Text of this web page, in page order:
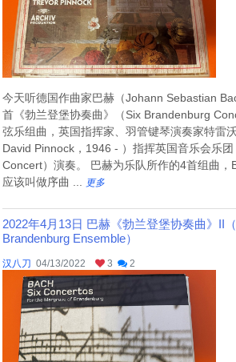
今天听德国作曲家巴赫（Johann Sebastian
首《勃兰登堡协奏曲》（Six Brandenburg
弦乐组曲，英国指挥家、羽管键琴演奏家特雷
David Pinnock，1946 - ）指挥英国音乐会乐
Concert）演奏。 巴赫为乐队所作的4首组曲，
应该叫做序曲 ...
更多
2022年4月13日 巴赫《勃兰登堡协奏曲》II
Brandenburg Ensemble）
汉八刀 04/13/2022 3 2